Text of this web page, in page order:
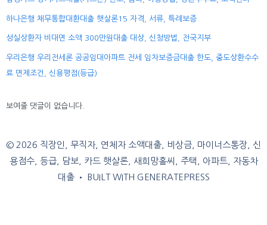
하나은행 채무통합대환대출 햇살론15 자격, 서류, 특례보증
성실상환자 비대면 소액 300만원대출 대상, 신청방법, 전국지부
우리은행 우리전세론 공공임대아파트 전세 임차보증금대출 한도, 중도상환수수
료 면제조건, 신용평점(등급)
보여줄 댓글이 없습니다.
© 2026 직장인, 무직자, 연체자 소액대출, 비상금, 마이너스통장, 신
용점수, 등급, 담보, 카드 햇살론, 새희망홀씨, 주택, 아파트, 자동차
대출• BUILT WITH GENERATEPRESS